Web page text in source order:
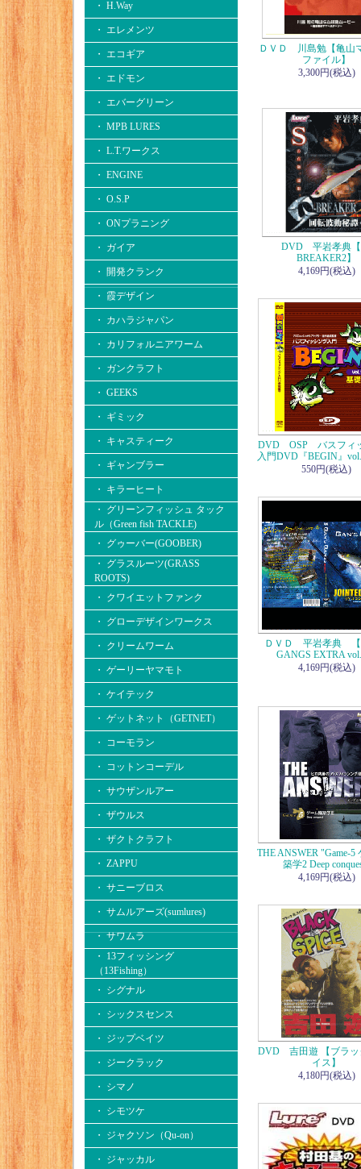
・ H.Way
・ エレメンツ
・ エコギア
・ エドモン
・ エバーグリーン
・ MPB LURES
・ L.T.ワークス
・ ENGINE
・ O.S.P
・ ONプラニング
・ ガイア
・ 開発クランク
・ 霞デザイン
・ カハラジャパン
・ カリフォルニアワーム
・ ガンクラフト
・ GEEKS
・ ギミック
・ キャスティーク
・ ギャンブラー
・ キラーヒート
・ グリーンフィッシュ タック
ル（Green fish TACKLE)
・ グゥーバー(GOOBER)
・ グラスルーツ(GRASS
ROOTS)
・ クワイエットファンク
・ グローデザインワークス
・ クリームワーム
・ ゲーリーヤマモト
・ ケイテック
・ ゲットネット（GETNET）
・ コーモラン
・ コットンコーデル
・ サウザンルアー
・ ザウルス
・ ザクトクラフト
・ ZAPPU
・ サニーブロス
・ サムルアーズ(sumlures)
・ サワムラ
・ 13フィッシング
（13Fishing）
・ シグナル
・ シックスセンス
・ ジップベイツ
・ ジークラック
・ シマノ
・ シモツケ
・ ジャクソン（Qu-on）
・ ジャッカル
ＤＶＤ 川島勉【亀山
ファイル】
3,300円(税込)
DVD 平岩孝典
BREAKER2】
4,169円(税込)
DVD OSP バスフィ
入門DVD『BEGIN』
550円(税込)
ＤＶＤ 平岩孝典 【
GANGS EXTRA
4,169円(税込)
THE ANSWER "Game-5
築学2 Deep
4,169円(税込)
DVD 吉田遊 【ブラッ
イス】
4,180円(税込)